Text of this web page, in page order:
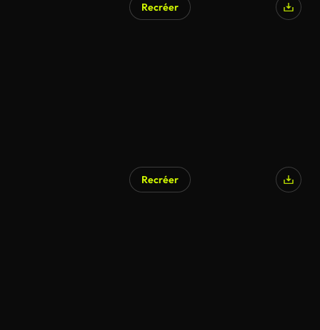
Recréer
Recréer